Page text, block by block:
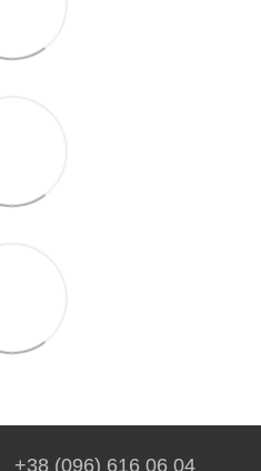
+38 (096) 616 06 04